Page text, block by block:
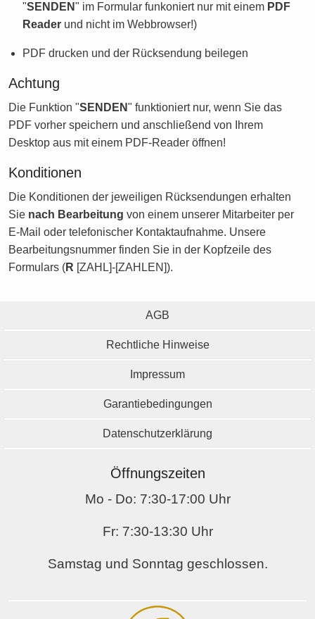
"SENDEN" im Formular funkoniert nur mit einem PDF
Reader und nicht im Webbrowser!)
PDF drucken und der Rücksendung beilegen
Achtung
Die Funktion "SENDEN" funktioniert nur, wenn Sie das
PDF vorher speichern und anschließend von Ihrem
Desktop aus mit einem PDF-Reader öffnen!
Konditionen
Die Konditionen der jeweiligen Rücksendungen erhalten
Sie nach Bearbeitung von einem unserer Mitarbeiter per
E-Mail oder telefonischer Kontaktaufnahme. Unsere
Bearbeitungsnummer finden Sie in der Kopfzeile des
Formulars (R [ZAHL]-[ZAHLEN]).
AGB
Rechtliche Hinweise
Impressum
Garantiebedingungen
Datenschutzerklärung
Öffnungszeiten
Mo - Do: 7:30-17:00 Uhr
Fr: 7:30-13:30 Uhr
Samstag und Sonntag geschlossen.